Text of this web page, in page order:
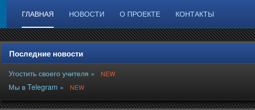
ГЛАВНАЯ НОВОСТИ О ПРОЕКТЕ КОНТАКТЫ
Последние новости
Угостить своего учителя » NEW
Мы в Telegram » NEW